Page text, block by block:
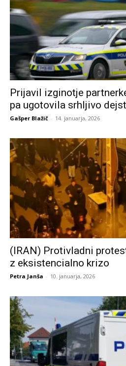
Prijavil izginotje
pa ugotovila srhljivo
Gašper Blažič - 14. januarja, 2026
(IRAN) Protivladni
z eksistencialno krizo
Petra Janša - 10. januarja, 2026